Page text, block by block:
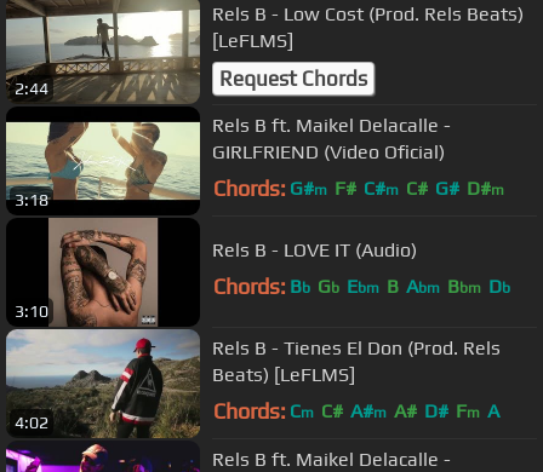
2:44
Rels B - Low Cost (Prod. Rels Beats)
[LeFLMS]
Request Chords
3:18
Rels B ft. Maikel Delacalle -
GIRLFRIEND (Video Oficial)
Chords: G#m F# C#m C# G# D#m
3:10
Rels B - LOVE IT (Audio)
Chords: Bb Gb Ebm B Abm Bbm Db
4:02
Rels B - Tienes El Don (Prod. Rels
Beats) [LeFLMS]
Chords: Cm C# A#m A# D# Fm A
Rels B ft. Maikel Delacalle -